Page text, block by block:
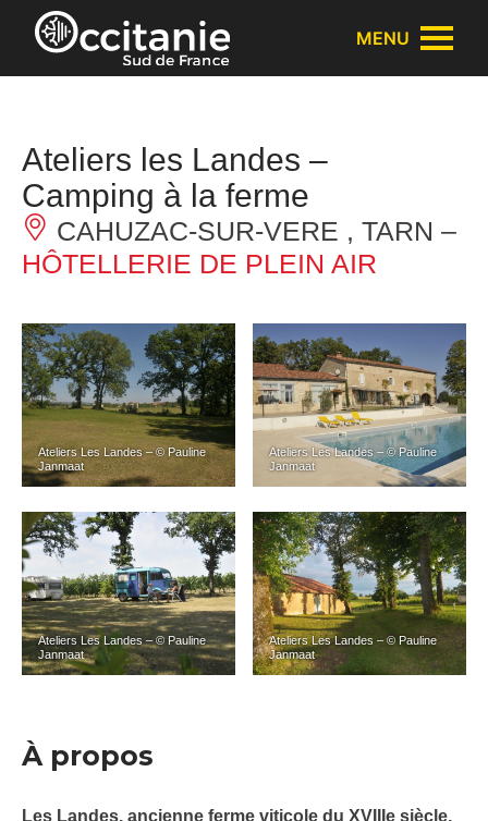
Panneau de gestion des cookies
MENU
Ateliers les Landes –
Camping à la ferme
CAHUZAC-SUR-VERE , TARN –
HÔTELLERIE DE PLEIN AIR
Ateliers Les Landes – © Pauline
Janmaat
Ateliers Les Landes – © Pauline
Janmaat
Ateliers Les Landes – © Pauline
Janmaat
Ateliers Les Landes – © Pauline
Janmaat
À propos
Les Landes, ancienne ferme viticole du XVIIIe siècle,